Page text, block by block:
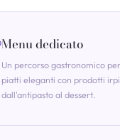
Menu dedicato
Un percorso gastronomico
piatti eleganti con prodotti
dall'antipasto al dessert.